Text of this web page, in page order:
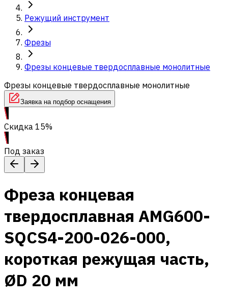
Режущий инструмент
Фрезы
Фрезы концевые твердосплавные монолитные
Фрезы концевые твердосплавные монолитные
Заявка на подбор оснащения
Скидка 15%
Под заказ
Фреза концевая
твердосплавная AMG600-
SQCS4-200-026-000,
короткая режущая часть,
ØD 20 мм